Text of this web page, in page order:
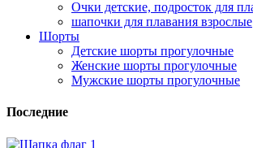
Очки детские, подросток для
шапочки для плавания взрослые
Шорты
Детские шорты прогулочные
Женские шорты прогулочные
Мужские шорты прогулочные
Последние